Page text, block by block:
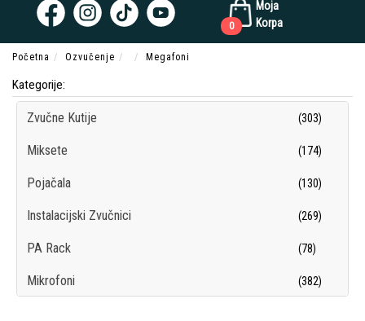
Moja
Korpa
0
Početna Ozvučenje Megafoni
Kategorije:
Zvučne Kutije (303)
Miksete (174)
Pojačala (130)
Instalacijski Zvučnici (269)
PA Rack (78)
Mikrofoni (382)